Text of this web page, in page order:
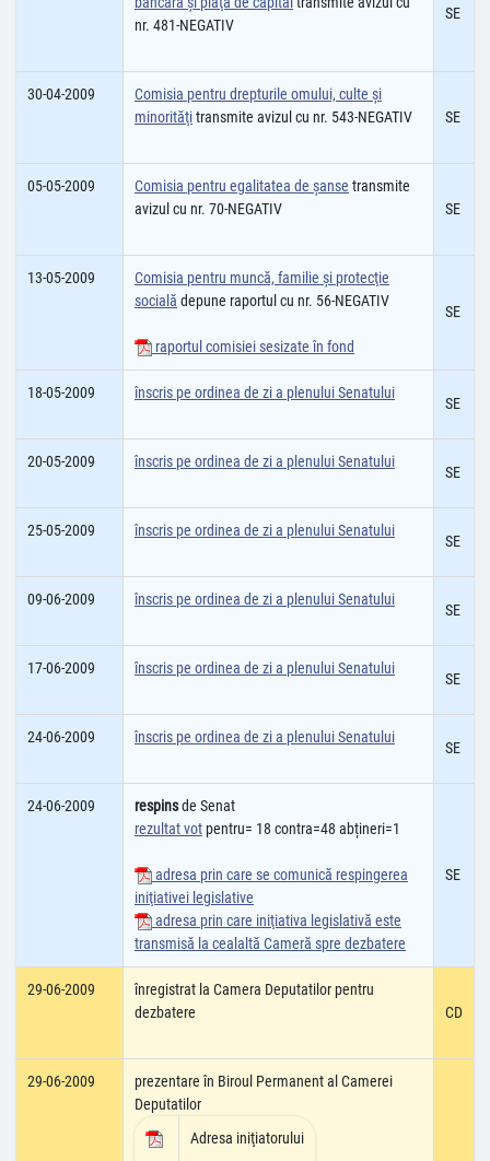
nr. 481-NEGATIV
SE
30-04-2009
Comisia pentru drepturile omului, culte şi
minorităţitransmite avizul cu nr. 543-NEGATIV SE
05-05-2009 Comisia pentru egalitatea de şanse transmite
avizul cu nr. 70-NEGATIV
SE
13-05-2009
Comisia pentru muncă, familie şi protecţie
socială depune raportul cu nr. 56-NEGATIV
raportul comisiei sesizate în fond
SE
18-05-2009 înscris pe ordinea de zi a plenului Senatului
SE
20-05-2009 înscris pe ordinea de zi a plenului Senatului
SE
25-05-2009 înscris pe ordinea de zi a plenului Senatului
SE
09-06-2009 înscris pe ordinea de zi a plenului Senatului
SE
17-06-2009 înscris pe ordinea de zi a plenului Senatului
SE
24-06-2009 înscris pe ordinea de zi a plenului Senatului
SE
24-06-2009 respinsde Senat
rezultat vot pentru= 18 contra=48 abțineri=1
adresa prin care se comunică respingerea
iniţiativei legislative
adresa prin care iniţiativa legislativă este
transmisă la cealaltă Cameră spre dezbatere
SE
29-06-2009
înregistrat la Camera Deputatilor pentru
dezbatere
CD
29-06-2009
prezentare în Biroul Permanent al Camerei
Deputatilor
Adresa iniţiatorului